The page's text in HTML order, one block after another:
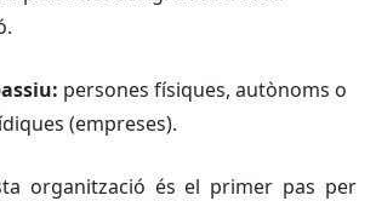
persones físiques, autònoms o
(empreses).
organització és el primer pas per